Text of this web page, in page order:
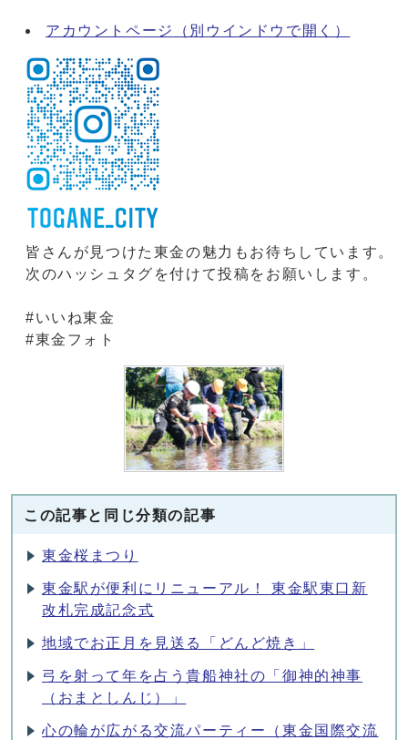
アカウントページ （別ウインドウで開く）
皆さんが見つけた東金の魅力もお待ちしています。
次のハッシュタグを付けて投稿をお願いします。
#いいね東金
#東金フォト
この記事と同じ分類の記事
東金桜まつり
東金駅が便利にリニューアル！ 東金駅東口新
改札完成記念式
地域でお正月を見送る「どんど焼き」
弓を射って年を占う貴船神社の「御神的神事
（おまとしんじ）」
心の輪が広がる交流パーティー（東金国際交流